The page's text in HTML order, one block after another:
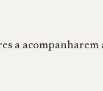
a acompanharem